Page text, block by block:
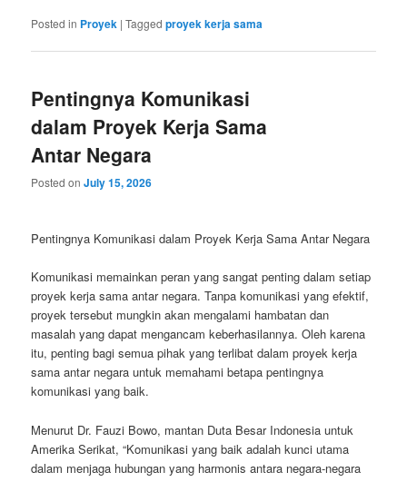
Posted in Proyek |Tagged proyek kerja sama
Pentingnya Komunikasi
dalam Proyek Kerja Sama
Antar Negara
Posted onJuly 15, 2026
Pentingnya Komunikasi dalam Proyek Kerja Sama Antar Negara
Komunikasi memainkan peran yang sangat penting dalam setiap
proyek kerja sama antar negara. Tanpa komunikasi yang efektif,
proyek tersebut mungkin akan mengalami hambatan dan
masalah yang dapat mengancam keberhasilannya. Oleh karena
itu, penting bagi semua pihak yang terlibat dalam proyek kerja
sama antar negara untuk memahami betapa pentingnya
komunikasi yang baik.
Menurut Dr. Fauzi Bowo, mantan Duta Besar Indonesia untuk
Amerika Serikat, “Komunikasi yang baik adalah kunci utama
dalam menjaga hubungan yang harmonis antara negara-negara